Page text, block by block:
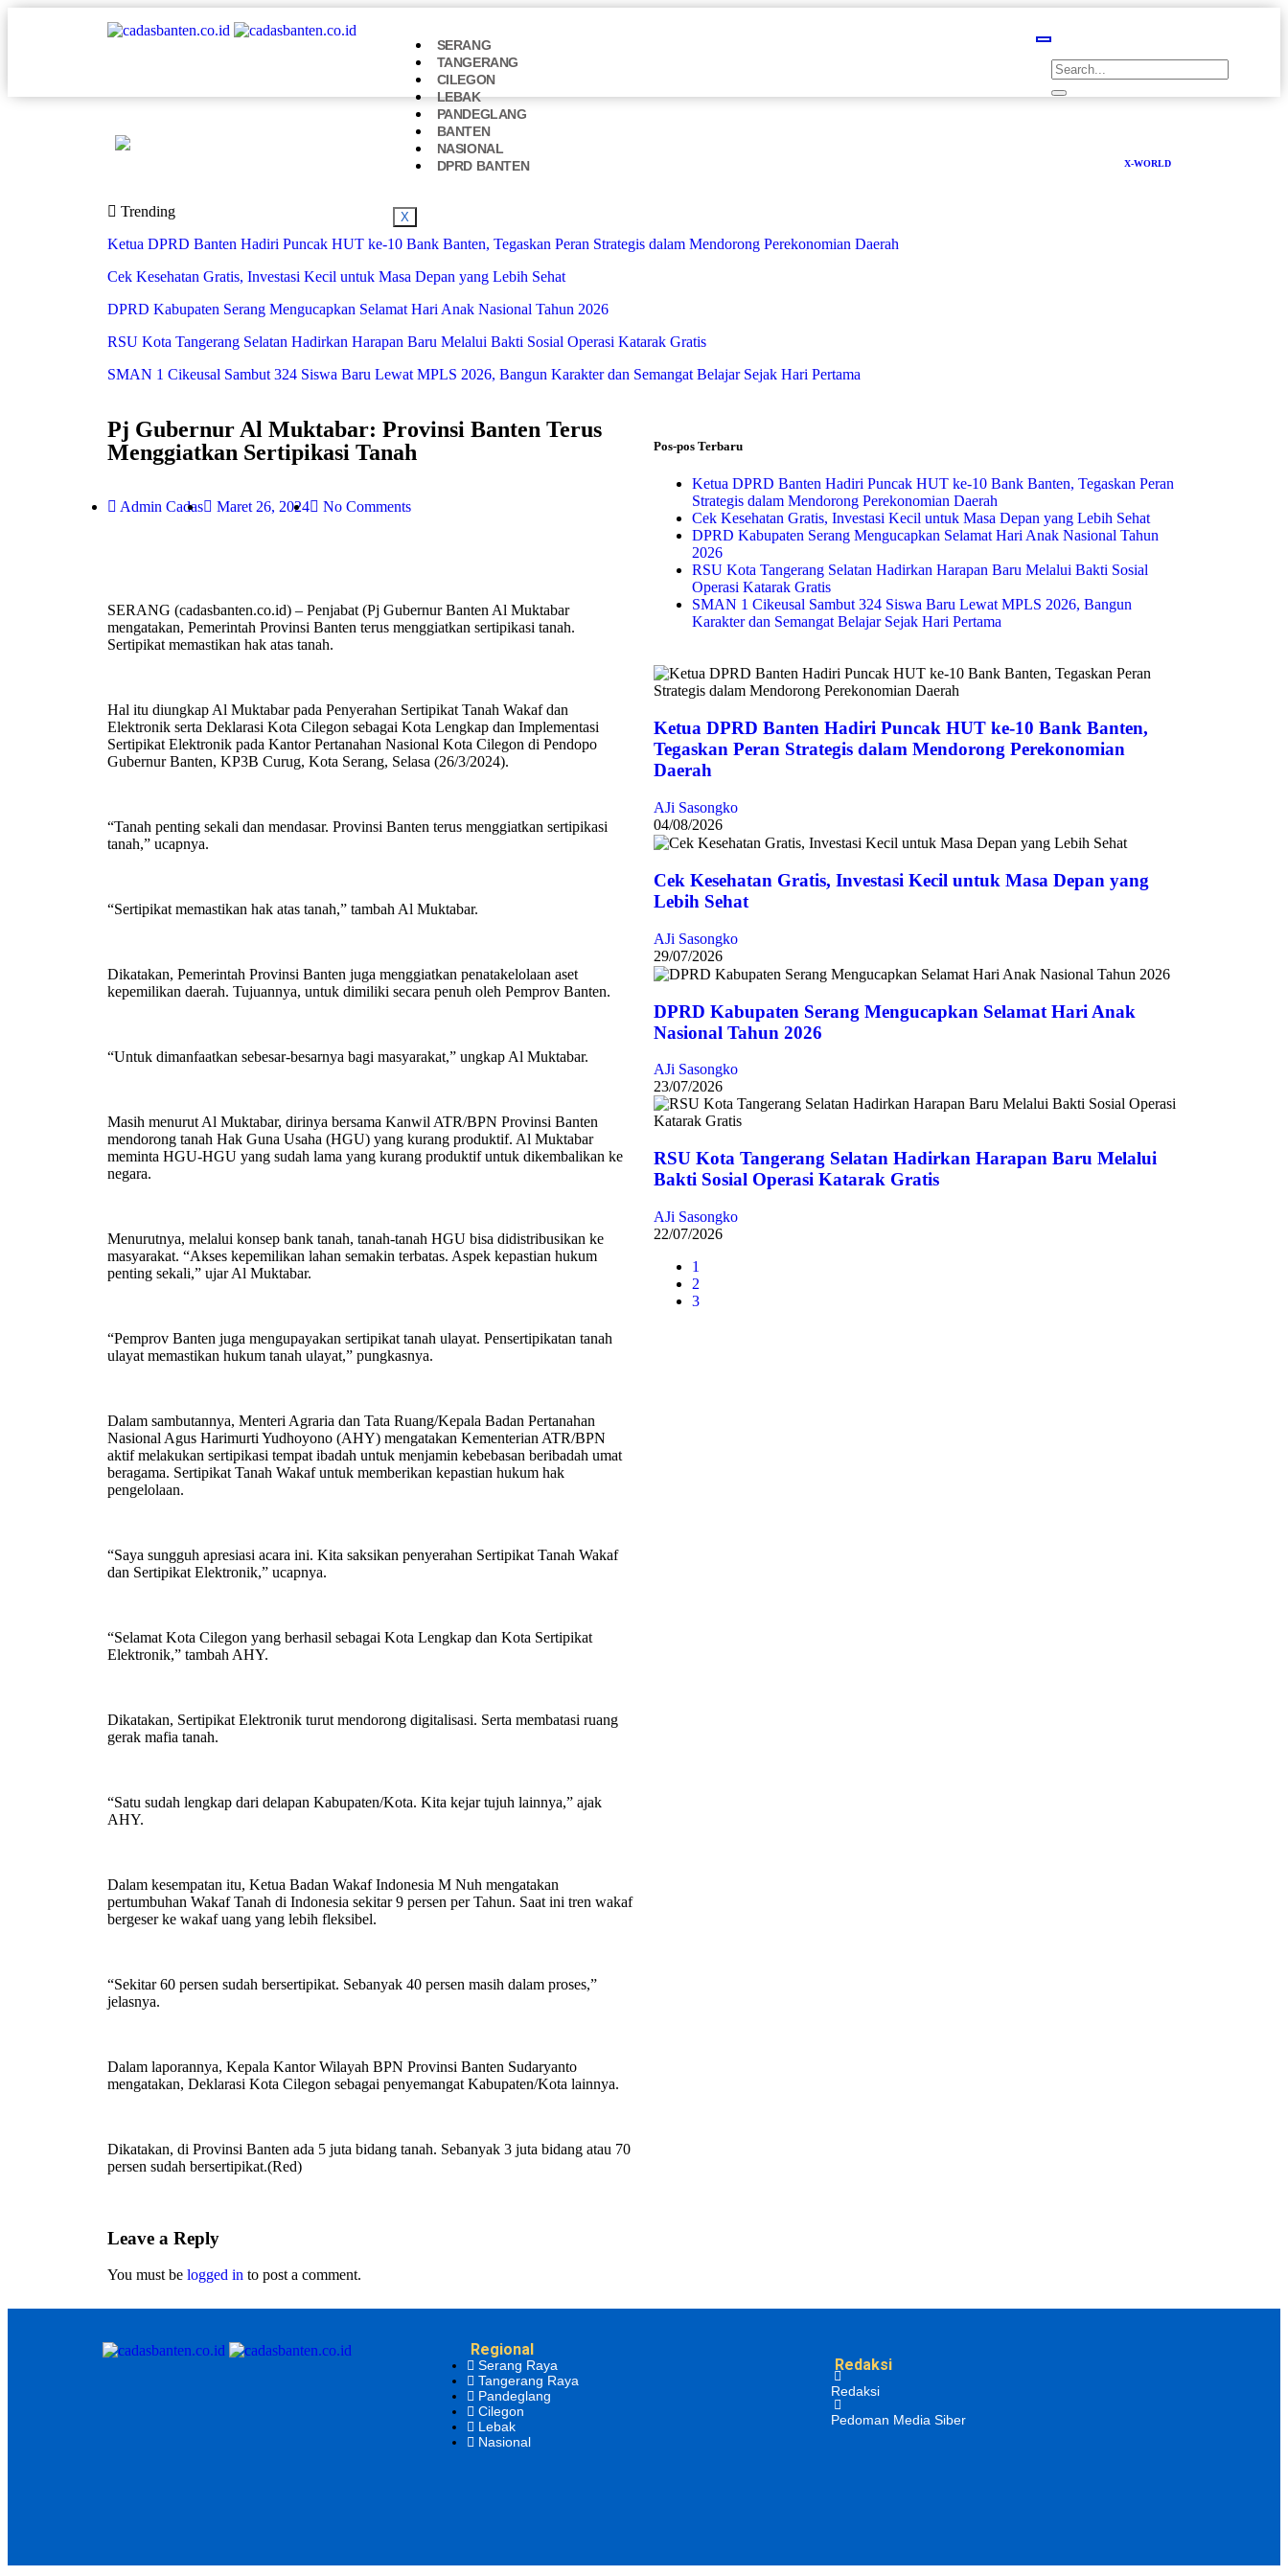
SERANG
TANGERANG
CILEGON
LEBAK
PANDEGLANG
BANTEN
NASIONAL
DPRD BANTEN
X
X-WORLD
Trending
Ketua DPRD Banten Hadiri Puncak HUT ke-10 Bank Banten, Tegaskan Peran Strategis dalam Mendorong Perekonomian Daerah
Cek Kesehatan Gratis, Investasi Kecil untuk Masa Depan yang Lebih Sehat
DPRD Kabupaten Serang Mengucapkan Selamat Hari Anak Nasional Tahun 2026
RSU Kota Tangerang Selatan Hadirkan Harapan Baru Melalui Bakti Sosial Operasi Katarak Gratis
SMAN 1 Cikeusal Sambut 324 Siswa Baru Lewat MPLS 2026, Bangun Karakter dan Semangat Belajar Sejak Hari Pertama
Pj Gubernur Al Muktabar: Provinsi Banten Terus
Menggiatkan Sertipikasi Tanah
Admin Cadas Maret 26, 2024 No Comments
SERANG (cadasbanten.co.id) – Penjabat (Pj Gubernur Banten Al Muktabar
mengatakan, Pemerintah Provinsi Banten terus menggiatkan sertipikasi tanah.
Sertipikat memastikan hak atas tanah.
Hal itu diungkap Al Muktabar pada Penyerahan Sertipikat Tanah Wakaf dan
Elektronik serta Deklarasi Kota Cilegon sebagai Kota Lengkap dan Implementasi
Sertipikat Elektronik pada Kantor Pertanahan Nasional Kota Cilegon di Pendopo
Gubernur Banten, KP3B Curug, Kota Serang, Selasa (26/3/2024).
“Tanah penting sekali dan mendasar. Provinsi Banten terus menggiatkan sertipikasi
tanah,” ucapnya.
“Sertipikat memastikan hak atas tanah,” tambah Al Muktabar.
Dikatakan, Pemerintah Provinsi Banten juga menggiatkan penatakelolaan aset
kepemilikan daerah. Tujuannya, untuk dimiliki secara penuh oleh Pemprov Banten.
“Untuk dimanfaatkan sebesar-besarnya bagi masyarakat,” ungkap Al Muktabar.
Masih menurut Al Muktabar, dirinya bersama Kanwil ATR/BPN Provinsi Banten
mendorong tanah Hak Guna Usaha (HGU) yang kurang produktif. Al Muktabar
meminta HGU-HGU yang sudah lama yang kurang produktif untuk dikembalikan ke
negara.
Menurutnya, melalui konsep bank tanah, tanah-tanah HGU bisa didistribusikan ke
masyarakat. “Akses kepemilikan lahan semakin terbatas. Aspek kepastian hukum
penting sekali,” ujar Al Muktabar.
“Pemprov Banten juga mengupayakan sertipikat tanah ulayat. Pensertipikatan tanah
ulayat memastikan hukum tanah ulayat,” pungkasnya.
Dalam sambutannya, Menteri Agraria dan Tata Ruang/Kepala Badan Pertanahan
Nasional Agus Harimurti Yudhoyono (AHY) mengatakan Kementerian ATR/BPN
aktif melakukan sertipikasi tempat ibadah untuk menjamin kebebasan beribadah umat
beragama. Sertipikat Tanah Wakaf untuk memberikan kepastian hukum hak
pengelolaan.
“Saya sungguh apresiasi acara ini. Kita saksikan penyerahan Sertipikat Tanah Wakaf
dan Sertipikat Elektronik,” ucapnya.
“Selamat Kota Cilegon yang berhasil sebagai Kota Lengkap dan Kota Sertipikat
Elektronik,” tambah AHY.
Dikatakan, Sertipikat Elektronik turut mendorong digitalisasi. Serta membatasi ruang
gerak mafia tanah.
“Satu sudah lengkap dari delapan Kabupaten/Kota. Kita kejar tujuh lainnya,” ajak
AHY.
Dalam kesempatan itu, Ketua Badan Wakaf Indonesia M Nuh mengatakan
pertumbuhan Wakaf Tanah di Indonesia sekitar 9 persen per Tahun. Saat ini tren wakaf
bergeser ke wakaf uang yang lebih fleksibel.
“Sekitar 60 persen sudah bersertipikat. Sebanyak 40 persen masih dalam proses,”
jelasnya.
Dalam laporannya, Kepala Kantor Wilayah BPN Provinsi Banten Sudaryanto
mengatakan, Deklarasi Kota Cilegon sebagai penyemangat Kabupaten/Kota lainnya.
Dikatakan, di Provinsi Banten ada 5 juta bidang tanah. Sebanyak 3 juta bidang atau 70
persen sudah bersertipikat.(Red)
Leave a Reply
You must be logged in to post a comment.
Pos-pos Terbaru
Ketua DPRD Banten Hadiri Puncak HUT ke-10 Bank Banten, Tegaskan Peran
Strategis dalam Mendorong Perekonomian Daerah
Cek Kesehatan Gratis, Investasi Kecil untuk Masa Depan yang Lebih Sehat
DPRD Kabupaten Serang Mengucapkan Selamat Hari Anak Nasional Tahun
2026
RSU Kota Tangerang Selatan Hadirkan Harapan Baru Melalui Bakti Sosial
Operasi Katarak Gratis
SMAN 1 Cikeusal Sambut 324 Siswa Baru Lewat MPLS 2026, Bangun
Karakter dan Semangat Belajar Sejak Hari Pertama
Ketua DPRD Banten Hadiri Puncak HUT ke-10 Bank Banten,
Tegaskan Peran Strategis dalam Mendorong Perekonomian
Daerah
AJi Sasongko
04/08/2026
Cek Kesehatan Gratis, Investasi Kecil untuk Masa Depan yang
Lebih Sehat
AJi Sasongko
29/07/2026
DPRD Kabupaten Serang Mengucapkan Selamat Hari Anak
Nasional Tahun 2026
AJi Sasongko
23/07/2026
RSU Kota Tangerang Selatan Hadirkan Harapan Baru Melalui
Bakti Sosial Operasi Katarak Gratis
AJi Sasongko
22/07/2026
1
2
3
Regional
Serang Raya
Tangerang Raya
Pandeglang
Cilegon
Lebak
Nasional
Redaksi
Redaksi
Pedoman Media Siber